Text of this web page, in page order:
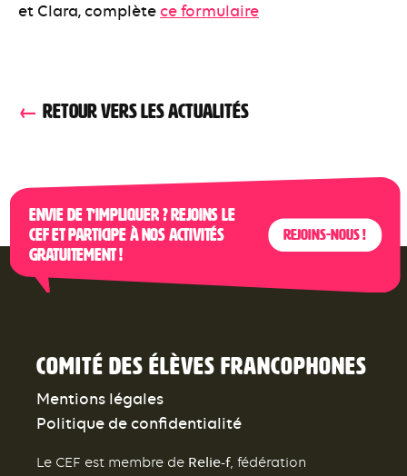
et Clara, complète ce formulaire
RETOUR VERS LES ACTUALITÉS
Envie de t’impliquer ? Rejoins le
CEF et participe à nos activités
gratuitement !
Rejoins-nous !
Comité des élèves francophones
Mentions légales
Politique de confidentialité
Le CEF est membre de Relie-f , fédération